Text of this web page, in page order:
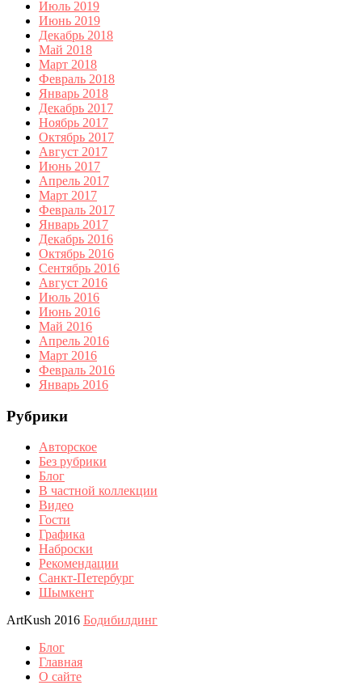
Июль 2019
Июнь 2019
Декабрь 2018
Май 2018
Март 2018
Февраль 2018
Январь 2018
Декабрь 2017
Ноябрь 2017
Октябрь 2017
Август 2017
Июнь 2017
Апрель 2017
Март 2017
Февраль 2017
Январь 2017
Декабрь 2016
Октябрь 2016
Сентябрь 2016
Август 2016
Июль 2016
Июнь 2016
Май 2016
Апрель 2016
Март 2016
Февраль 2016
Январь 2016
Рубрики
Авторское
Без рубрики
Блог
В частной коллекции
Видео
Гости
Графика
Наброски
Рекомендации
Санкт-Петербург
Шымкент
ArtKush 2016 Бодибилдинг
Блог
Главная
О сайте